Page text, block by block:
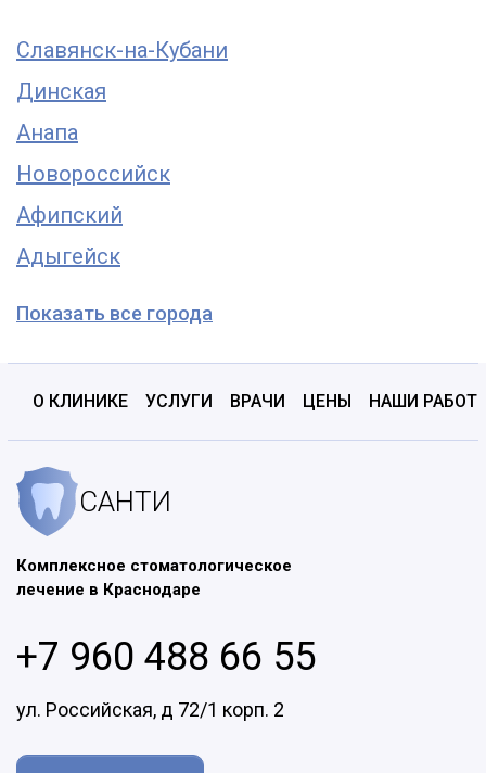
Славянск-на-Кубани
Динская
Анапа
Новороссийск
Афипский
Адыгейск
Показать все города
О КЛИНИКЕ УСЛУГИ ВРАЧИ ЦЕНЫ НАШИ
САНТИ
Комплексное стоматологическое
лечение в Краснодаре
+7 960 488 66 55
ул. Российская, д 72/1 корп. 2